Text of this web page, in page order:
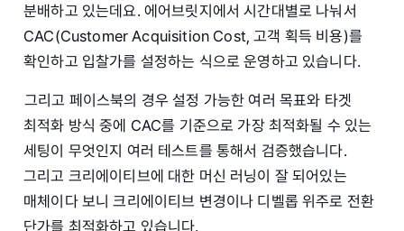
분배하고 있는데요. 에어브릿지에서 시간대별로 나눠서
CAC(Customer Acquisition Cost, 고객 획득 비용)를
확인하고 입찰가를 설정하는 식으로 운영하고 있습니다.
그리고 페이스북의 경우 설정 가능한 여러 목표와 타겟
최적화 방식 중에 CAC를 기준으로 가장 최적화될 수 있는
세팅이 무엇인지 여러 테스트를 통해서 검증했습니다.
그리고 크리에이티브에 대한 머신 러닝이 잘 되어있는
매체이다 보니 크리에이티브 변경이나 디벨롭 위주로 전환
단가를 최적화하고 있습니다.